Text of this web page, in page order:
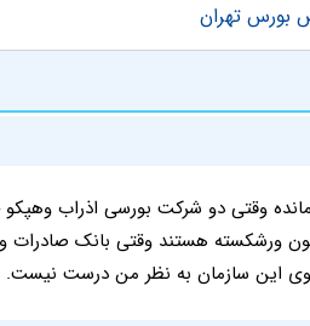
بورس تهران
وقتی دو شرکت بورسی اذراب
ورشکسته هستند وقتی بانک
این سازمان به نظر من درست نیست.